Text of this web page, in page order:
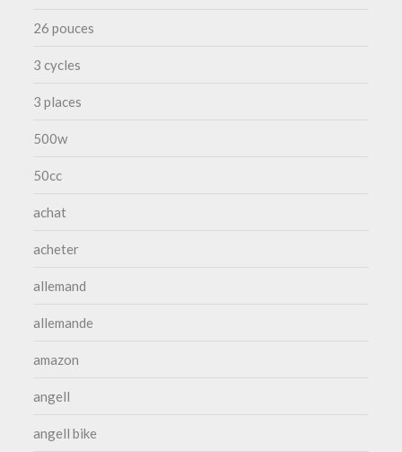
26 pouces
3 cycles
3 places
500w
50cc
achat
acheter
allemand
allemande
amazon
angell
angell bike